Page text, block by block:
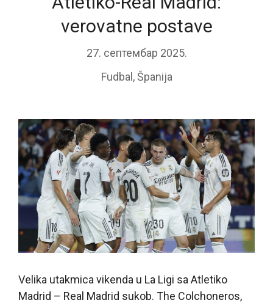
verovatne postave
27. септембар 2025.
Fudbal ,Španija
Velika utakmica vikenda u La Ligi sa Atletiko
Madrid – Real Madrid sukob. The Colchoneros,